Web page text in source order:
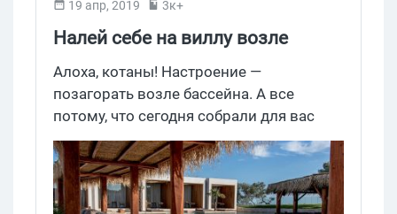
19 апр, 2019 3к+
Налей себе на виллу возле
океана
Алоха, котаны! Настроение —
позагорать возле бассейна. А все
потому, что сегодня собрали для вас
самые жаркие предложения. Можно
заполучить виллу на берегу океана,
море техники и, конечно же, любимый
кэш. В этом нам помогут Alfaleads,